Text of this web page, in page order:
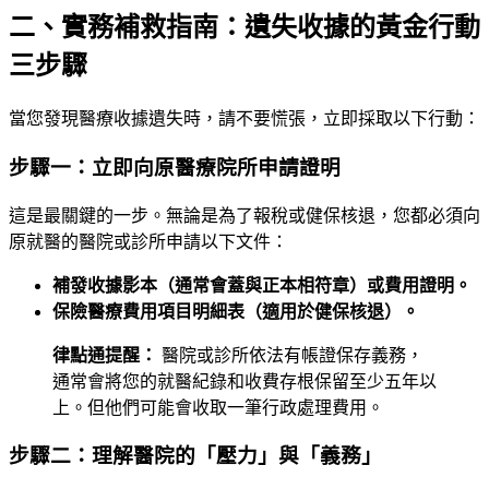
二、實務補救指南：遺失收據的黃金行動
三步驟
當您發現醫療收據遺失時，請不要慌張，立即採取以下行動：
步驟一：立即向原醫療院所申請證明
這是最關鍵的一步。無論是為了報稅或健保核退，您都必須向
原就醫的醫院或診所申請以下文件：
補發收據影本（通常會蓋與正本相符章）或費用證明。
保險醫療費用項目明細表（適用於健保核退）。
律點通提醒： 醫院或診所依法有帳證保存義務，
通常會將您的就醫紀錄和收費存根保留至少五年以
上。但他們可能會收取一筆行政處理費用。
步驟二：理解醫院的「壓力」與「義務」